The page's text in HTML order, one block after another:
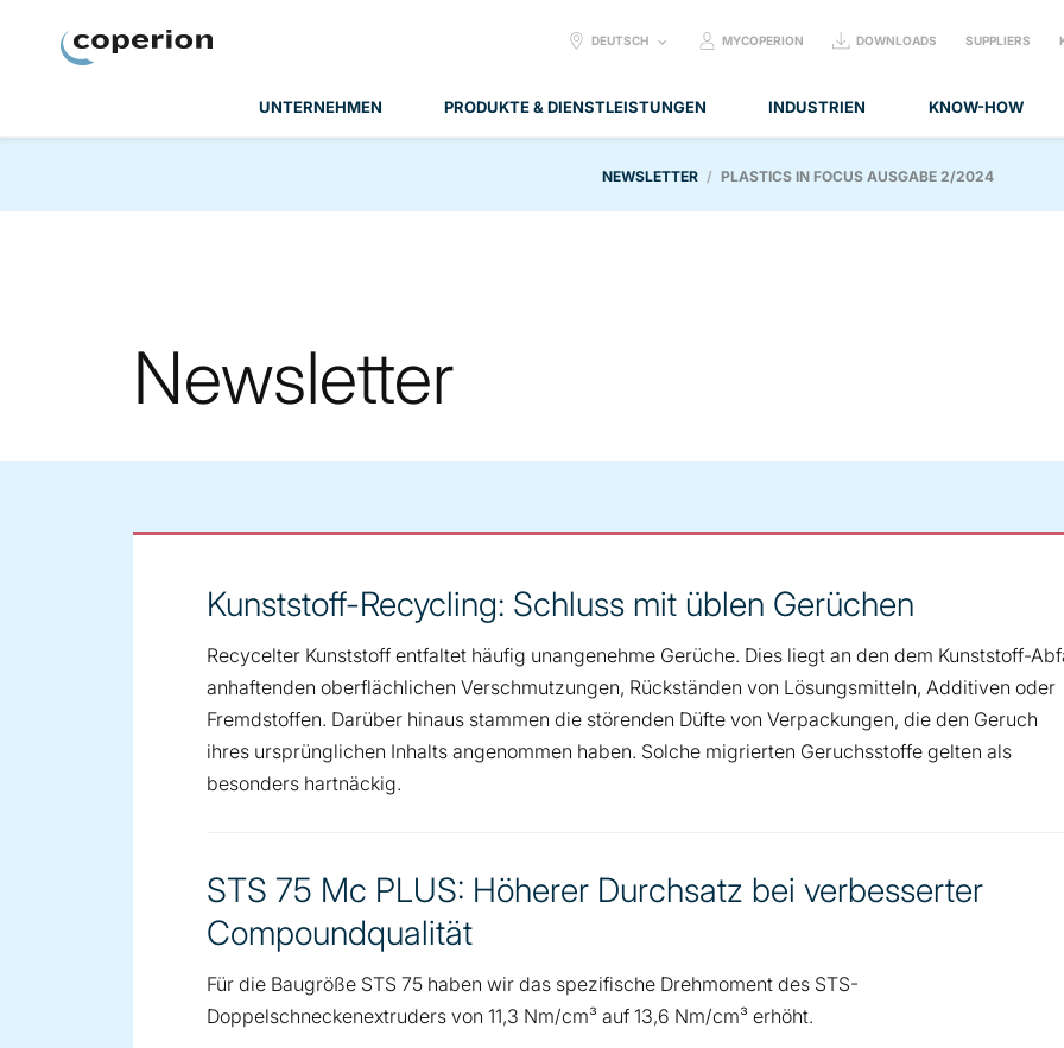
UNTERNEHMEN PRODUKTE & DIENSTLEISTUNGEN INDUSTRIEN KNOW-HOW
SELECT
DEUTSCH MYCOPERION DOWNLOADS SUPPLIERS
NEWSLETTER PLASTICS IN FOCUS AUSGABE 2/2024
Newsletter
Kunststoff-Recycling: Schluss mit üblen Gerüchen
Recycelter Kunststoff entfaltet häufig unangenehme Gerüche. Dies liegt an den dem Kunststoff-
anhaftenden oberflächlichen Verschmutzungen, Rückständen von Lösungsmitteln, Additiven oder
Fremdstoffen. Darüber hinaus stammen die störenden Düfte von Verpackungen, die den Geruch
ihres ursprünglichen Inhalts angenommen haben. Solche migrierten Geruchsstoffe gelten als
besonders hartnäckig.
STS 75 Mc PLUS: Höherer Durchsatz bei verbesserter
Compoundqualität
Für die Baugröße STS 75 haben wir das spezifische Drehmoment des STS-
Doppelschneckenextruders von 11,3 Nm/cm³ auf 13,6 Nm/cm³ erhöht.